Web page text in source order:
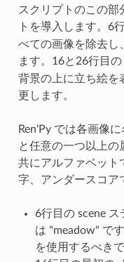
スクリプトのこの部
トを導入します。6
べての画像を除去し
ます。16と26行目の
背景の上に立ち絵を
更します。
Ren'Py では各画像
と任意の一つ以上の
共にアルファベット
字、アンダースコア
6行目の scene
は "meadow" で
を使用するべきで